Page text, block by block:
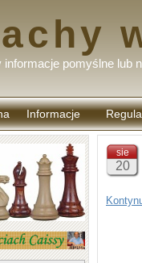
informacje pomyślne lub
Informacje
sie
20